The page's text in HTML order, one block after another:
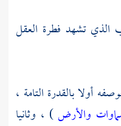
الذي تشهد فطرة العقل
أولا بالقدرة التامة ،
والأرض) ، وثانيا